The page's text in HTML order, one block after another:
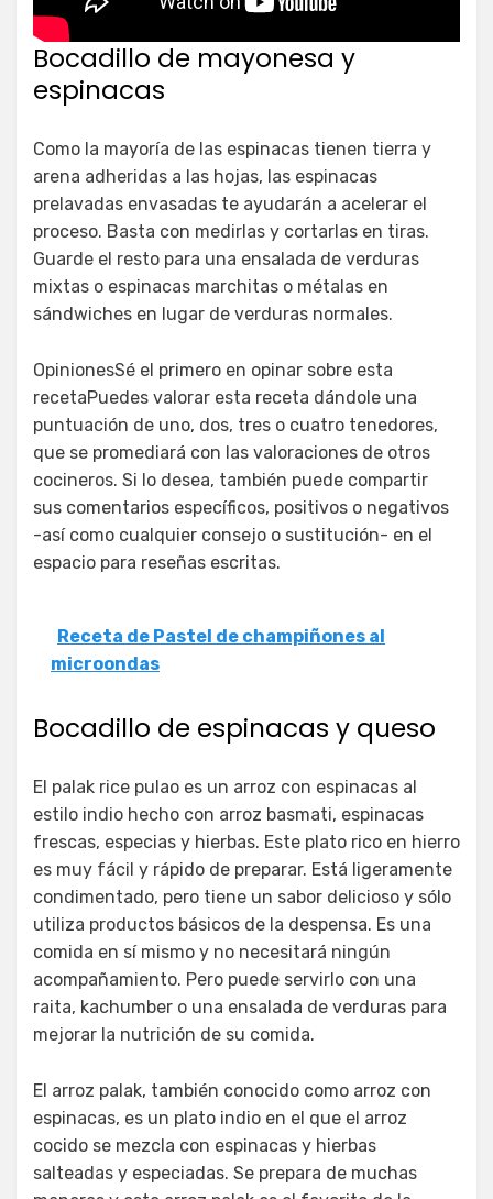
Bocadillo de mayonesa y
espinacas
Como la mayoría de las espinacas tienen tierra y
arena adheridas a las hojas, las espinacas
prelavadas envasadas te ayudarán a acelerar el
proceso. Basta con medirlas y cortarlas en tiras.
Guarde el resto para una ensalada de verduras
mixtas o espinacas marchitas o métalas en
sándwiches en lugar de verduras normales.
OpinionesSé el primero en opinar sobre esta
recetaPuedes valorar esta receta dándole una
puntuación de uno, dos, tres o cuatro tenedores,
que se promediará con las valoraciones de otros
cocineros. Si lo desea, también puede compartir
sus comentarios específicos, positivos o negativos
-así como cualquier consejo o sustitución- en el
espacio para reseñas escritas.
Receta de Pastel de champiñones al
microondas
Bocadillo de espinacas y queso
El palak rice pulao es un arroz con espinacas al
estilo indio hecho con arroz basmati, espinacas
frescas, especias y hierbas. Este plato rico en hierro
es muy fácil y rápido de preparar. Está ligeramente
condimentado, pero tiene un sabor delicioso y sólo
utiliza productos básicos de la despensa. Es una
comida en sí mismo y no necesitará ningún
acompañamiento. Pero puede servirlo con una
raita, kachumber o una ensalada de verduras para
mejorar la nutrición de su comida.
El arroz palak, también conocido como arroz con
espinacas, es un plato indio en el que el arroz
cocido se mezcla con espinacas y hierbas
salteadas y especiadas. Se prepara de muchas